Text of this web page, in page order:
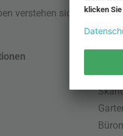
verstehen sich inklusive